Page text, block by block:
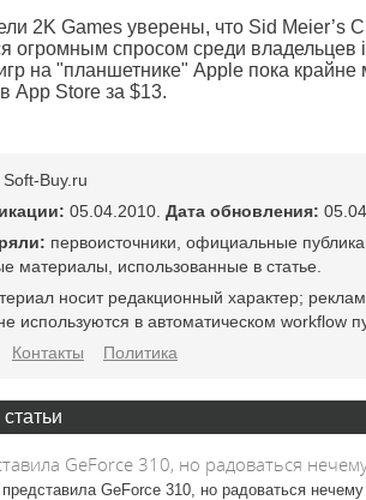
2K Games уверены, что Sid Meier’s
огромным спросом среди владельцев
на "планшетнике" Apple пока
App Store за $13.
Soft-Buy.ru
05.04.2010. Дата обновления:
первоисточники, официальные
материалы, использованные в статье.
носит редакционный характер;
используются в автоматическом workflow
Контакты Политика
GeForce 310, но радоваться
GeForce 310, но радоваться